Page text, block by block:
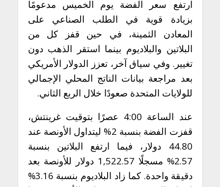
ارتفع سعر الفضة يوم الخميس مدعومًا
بزيادة قوية في الطلب الصناعي على
المعادن الثمينة، في حين قفز كل من
البلاتين والبلاديوم بينما استقر الذهب دون
تغيير. وفي سياق آخر، تعزز الدولار الأمريكي
بعد مراجعة بيانات الناتج المحلي الإجمالي
للولايات المتحدة صعودًا خلال الربع الثاني.
عند الساعة 4:00 عصرًا بتوقيت غرينتش،
قفزت الفضة بنسبة 2% ليتداول الأونصة عند
44.80 دولار، فيما ارتفع البلاتين بنسبة
2.57% مسجلًا 1,522.57 دولار للأونصة بعد
دقيقة واحدة. كما زاد البلاديوم بنسبة 3.16%